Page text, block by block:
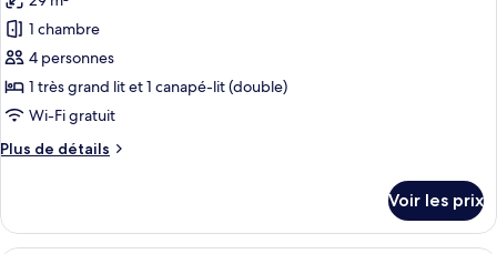
lit
et
1
canapé-
lit
Chambre
Standard,
très
grand
lit
et
1
les
photos
pour
ce
type
chambre :
1 chambre
4 personnes
1 très grand lit et 1 canapé-lit (double)
Wi-Fi gratuit
Plus de détails
Plus
le
type
Voir les prix